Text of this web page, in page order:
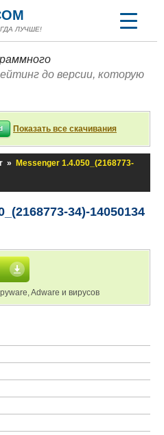
ЛУЧШЕ!
до версии, которую
Показать все скачивания
»
Messenger 1.4.050_(2168773-
34)-14050134
Adware и вирусов